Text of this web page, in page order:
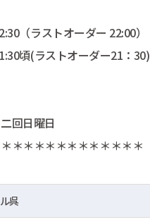
（ラストオーダー 22:00）
頃(ラストオーダー21：30)
回日曜日
＊＊＊＊＊＊＊＊＊＊＊＊
呉